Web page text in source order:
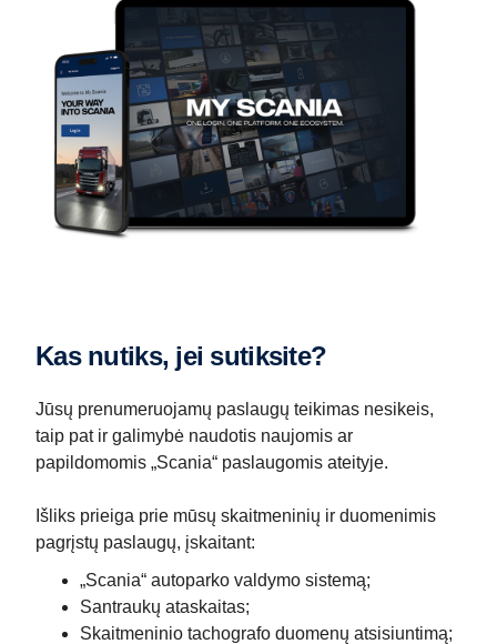
Kas nutiks, jei sutiksite?
Jūsų prenumeruojamų paslaugų teikimas nesikeis,
taip pat ir galimybė naudotis naujomis ar
papildomomis „Scania“ paslaugomis ateityje.
Išliks prieiga prie mūsų skaitmeninių ir duomenimis
pagrįstų paslaugų, įskaitant:
„Scania“ autoparko valdymo sistemą;
Santraukų ataskaitas;
Skaitmeninio tachografo duomenų atsisiuntimą;